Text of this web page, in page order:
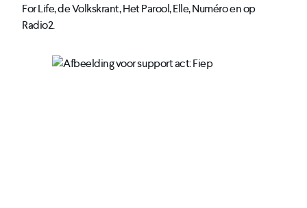
For Life, de Volkskrant, Het Parool, Elle, Numéro en op
Radio2.